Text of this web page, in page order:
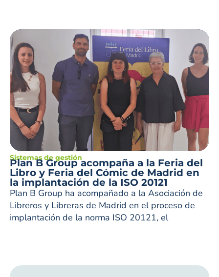
Sistemas de gestión
Plan B Group acompaña a la Feria del
Libro y Feria del Cómic de Madrid en
la implantación de la ISO 20121
Plan B Group ha acompañado a la Asociación de
Libreros y Libreras de Madrid en el proceso de
implantación de la norma ISO 20121, el